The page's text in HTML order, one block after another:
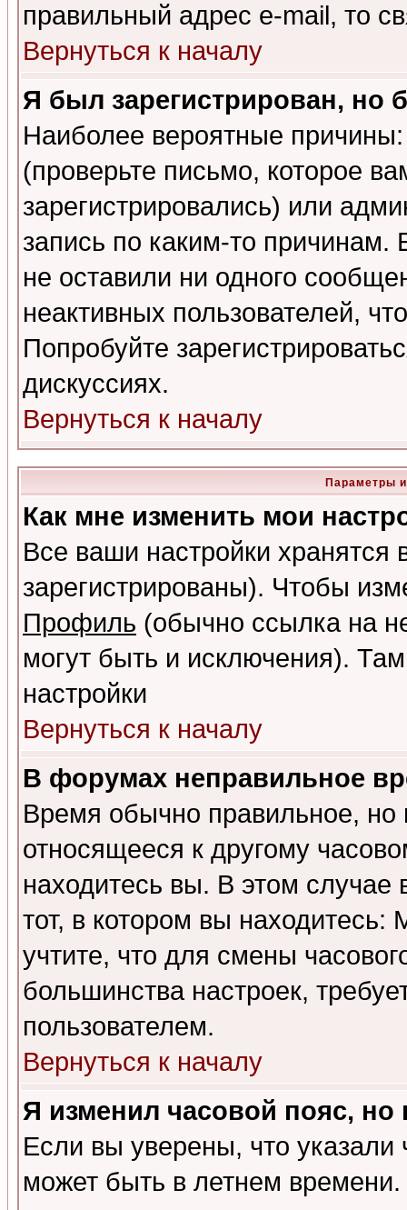
правильный адрес e-mail, то
Вернуться к началу
Я был зарегистрирован, но
Наиболее вероятные
(проверьте письмо, которое
зарегистрировались) или
запись по каким-то
не оставили ни одного
неактивных пользователей,
Попробуйте
дискуссиях.
Вернуться к началу
Параметры
Как мне изменить мои
Все ваши настройки
зарегистрированы). Чтобы
Профиль (обычно ссылка на
могут быть и исключения).
настройки
Вернуться к началу
В форумах неправильное
Время обычно правильное,
относящееся к другому
находитесь вы. В этом
тот, в котором вы
учтите, что для смены
большинства настроек,
пользователем.
Вернуться к началу
Я изменил часовой пояс,
Если вы уверены, что указали
может быть в летнем